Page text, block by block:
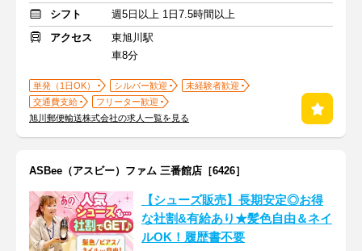
シフト
週5日以上 1日7.5時間以上
アクセス
東旭川駅
車8分
単発（1日OK） シルバー歓迎
未経験者歓迎
交通費支給
フリーター歓迎
旭川郵便輸送株式会社の求人一覧を見る
ASBee（アスビー）ファム 三番館店［6426］
【シューズ販売】長期安定◎お得
な社割&有給あり★髪色自由＆ネイ
ルOK！履歴書不要